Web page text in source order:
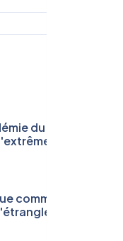
du choléra
nord
comme